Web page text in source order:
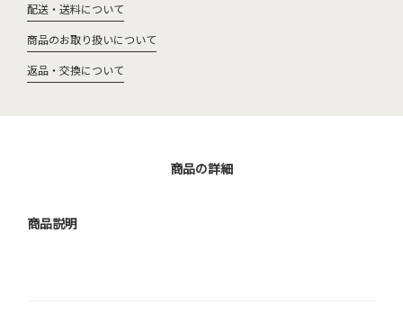
配送・送料について
商品のお取り扱いについて
返品・交換について
商品の詳細
商品説明